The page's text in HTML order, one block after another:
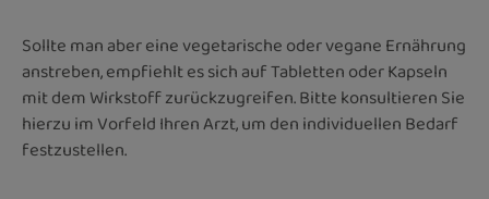
Sollte man aber eine vegetarische oder vegane Ernährung
anstreben, empfiehlt es sich auf Tabletten oder Kapseln
mit dem Wirkstoff zurückzugreifen. Bitte konsultieren Sie
hierzu im Vorfeld Ihren Arzt, um den individuellen Bedarf
festzustellen.